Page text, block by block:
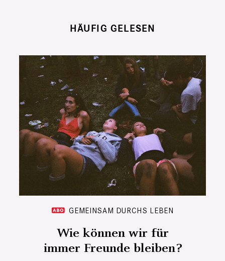
HÄUFIG GELESEN
GEMEINSAM DURCHS LEBEN
Wie können wir für
immer Freunde bleiben?